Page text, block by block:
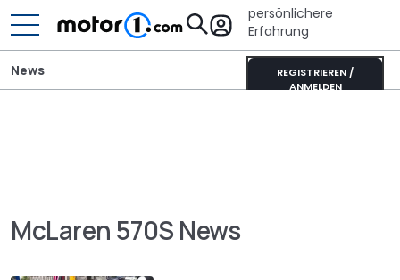
persönlichere
Erfahrung
REGISTRIEREN /
ANMELDEN
News
McLaren 570S News